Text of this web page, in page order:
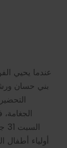
عندما يحيي
بني حسان
أولياء أطفال